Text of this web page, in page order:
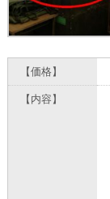
【価格】
【内容】